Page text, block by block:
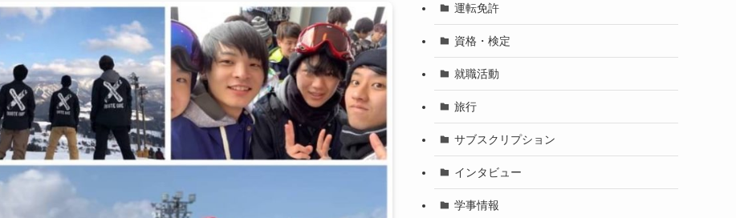
運転免許
資格・検定
就職活動
旅行
サブスクリプション
インタビュー
学事情報